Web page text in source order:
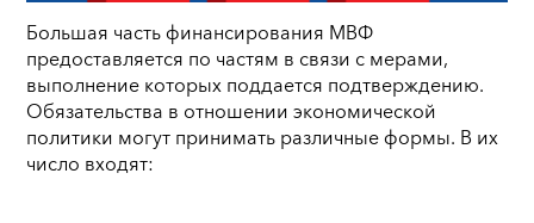
Большая часть финансирования МВФ
предоставляется по частям в связи с мерами,
выполнение которых поддается подтверждению.
Обязательства в отношении экономической
политики могут принимать различные формы. В их
число входят: